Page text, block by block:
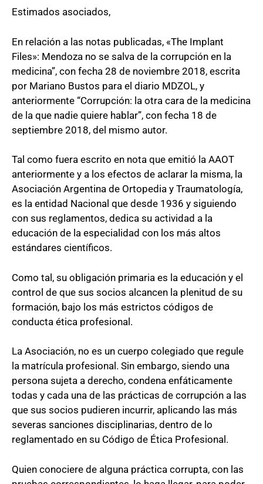
Estimados asociados,
En relación a las notas publicadas, «The Implant
Files»: Mendoza no se salva de la corrupción en la
medicina”, con fecha 28 de noviembre 2018, escrita
por Mariano Bustos para el diario MDZOL, y
anteriormente “Corrupción: la otra cara de la medicina
de la que nadie quiere hablar”, con fecha 18 de
septiembre 2018, del mismo autor.
Tal como fuera escrito en nota que emitió la AAOT
anteriormente y a los efectos de aclarar la misma, la
Asociación Argentina de Ortopedia y Traumatología,
es la entidad Nacional que desde 1936 y siguiendo
con sus reglamentos, dedica su actividad a la
educación de la especialidad con los más altos
estándares científicos.
Como tal, su obligación primaria es la educación y el
control de que sus socios alcancen la plenitud de su
formación, bajo los más estrictos códigos de
conducta ética profesional.
La Asociación, no es un cuerpo colegiado que regule
la matrícula profesional. Sin embargo, siendo una
persona sujeta a derecho, condena enfáticamente
todas y cada una de las prácticas de corrupción a las
que sus socios pudieren incurrir, aplicando las más
severas sanciones disciplinarias, dentro de lo
reglamentado en su Código de Ética Profesional.
Quien conociere de alguna práctica corrupta, con las